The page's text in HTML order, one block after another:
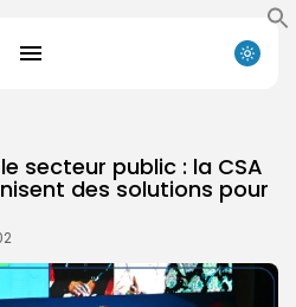
secteur public : la CSA
des solutions pour